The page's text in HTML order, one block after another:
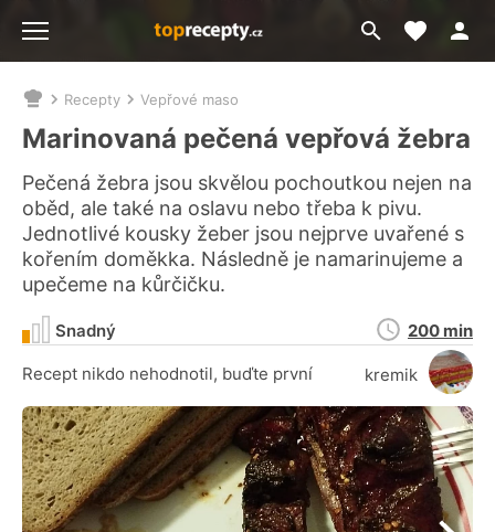
Přejít
na
Moje
Nacházíte
se
zde:
Recepty Vepřové maso
Marinovaná pečená vepřová žebra
Pečená žebra jsou skvělou pochoutkou nejen na
oběd, ale také na oslavu nebo třeba k pivu.
Jednotlivé kousky žeber jsou nejprve uvařené s
kořením doměkka. Následně je namarinujeme a
upečeme na kůrčičku.
Recept nikdo nehodnotil, buďte první kremik
Snadný
Doba
přípravy
200 min